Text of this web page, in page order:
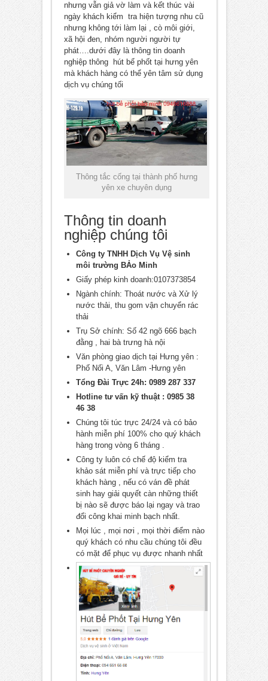
nhưng vẫn giả vờ làm và kết thúc vài
ngày khách kiểm tra hiện tượng nhu cũ
nhưng không tới làm lại , cò môi giới,
xã hội đen, nhóm người người tự
phát….dưới đây là thông tin doanh
nghiệp thông hút bể phốt tại hưng yên
mà khách hàng có thể yên tâm sử dụng
dịch vụ chúng tối
Thông tắc cống tại thành phố hưng
yên xe chuyên dụng
Thông tin doanh
nghiệp chúng tôi
Công ty TNHH Dịch Vụ Vệ sinh
môi trường BẢo Minh
Giấy phép kinh doanh:0107373854
Ngành chính: Thoát nước và Xử lý
nước thải, thu gom vận chuyển rác
thải
Trụ Sở chính: Số 42 ngõ 666 bạch
đằng , hai bà trưng hà nội
Văn phòng giao dịch tại Hưng yên :
Phố Nối A, Văn Lâm -Hưng yên
Tổng Đài Trực 24h: 0989 287 337
Hotline tư vấn kỹ thuật : 0985 38
46 38
Chúng tôi túc trực 24/24 và có bảo
hành miễn phí 100% cho quý khách
hàng trong vòng 6 tháng .
Công ty luôn có chế độ kiểm tra
khảo sát miễn phí và trực tiếp cho
khách hàng , nếu có ván đề phát
sinh hay giải quyết càn những thiết
bị nào sẽ được báo lại ngay và trao
đổi công khai minh bạch nhất.
Mọi lúc , mọi nơi , mọi thời điểm nào
quý khách có nhu cầu chúng tôi đều
có mặt để phục vụ được nhanh nhất